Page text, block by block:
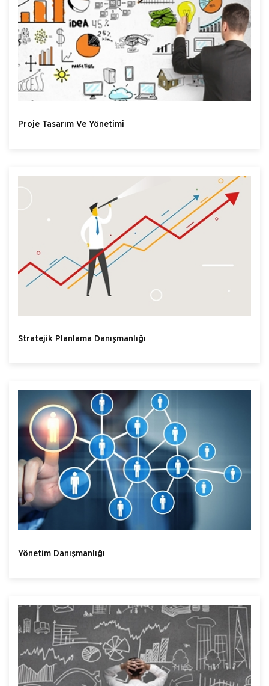
Proje Tasarım Ve Yönetimi
Stratejik Planlama Danışmanlığı
Yönetim Danışmanlığı